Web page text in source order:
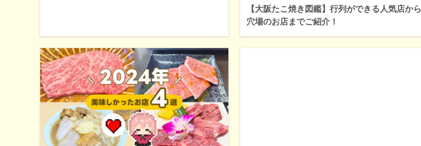
【大阪たこ焼き図鑑】行列ができる人気店から
穴場のお店までご紹介！